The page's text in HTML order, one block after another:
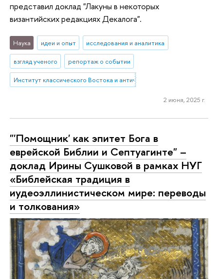
представил доклад "Лакуны в некоторых
византийских редакциях Декалога".
Наука идеи и опыт исследования и аналитика
взгляд ученого репортаж о событии
Институт классического Востока и античности
2 июня, 2025 г.
"'Помощник' как эпитет Бога в
еврейской Библии и Септуагинте" –
доклад Ирины Сушковой в рамках НУГ
«Библейская традиция в
иудеоэллинистическом мире: переводы
и толкования»